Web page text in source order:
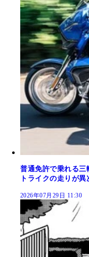
普通免許で乗れる
トライクの走りが
2026年07月29日 11:30